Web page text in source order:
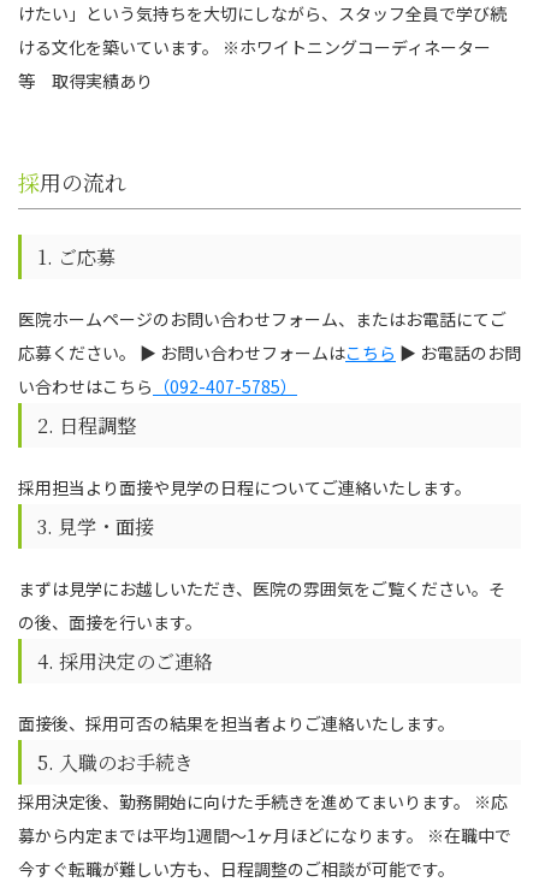
けたい」という気持ちを大切にしながら、スタッフ全員で学び続
ける文化を築いています。 ※ホワイトニングコーディネーター
等 取得実績あり
採用の流れ
1. ご応募
医院ホームページのお問い合わせフォーム、またはお電話にてご
応募ください。 ▶ お問い合わせフォームはこちら ▶ お電話のお問
い合わせはこちら （092-407-5785）
2. 日程調整
採用担当より面接や見学の日程についてご連絡いたします。
3. 見学・面接
まずは見学にお越しいただき、医院の雰囲気をご覧ください。そ
の後、面接を行います。
4. 採用決定のご連絡
面接後、採用可否の結果を担当者よりご連絡いたします。
5. 入職のお手続き
採用決定後、勤務開始に向けた手続きを進めてまいります。 ※応
募から内定までは平均1週間～1ヶ月ほどになります。 ※在職中で
今すぐ転職が難しい方も、日程調整のご相談が可能です。